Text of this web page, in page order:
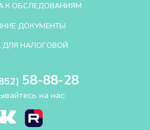
К ОБСЛЕДОВАНИЯМ
ДОКУМЕНТЫ
ДЛЯ НАЛОГОВОЙ
58-88-28
на нас: